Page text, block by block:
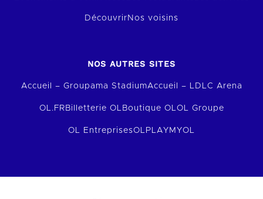
Découvrir Nos voisins
NOS AUTRES SITES
Accueil – Groupama StadiumAccueil – LDLC Arena
OL.FR Billetterie OL Boutique OL OL Groupe
OL EntreprisesOLPLAY MYOL